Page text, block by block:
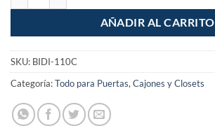
AÑADIR AL CARRITO
SKU: BIDI-110C
Categoría:Todo para Puertas, Cajones y Closets